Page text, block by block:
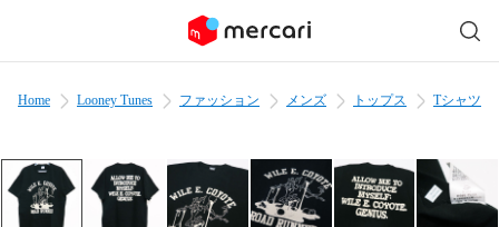
Home Looney Tunes ファッション メンズ トップス Tシャツ